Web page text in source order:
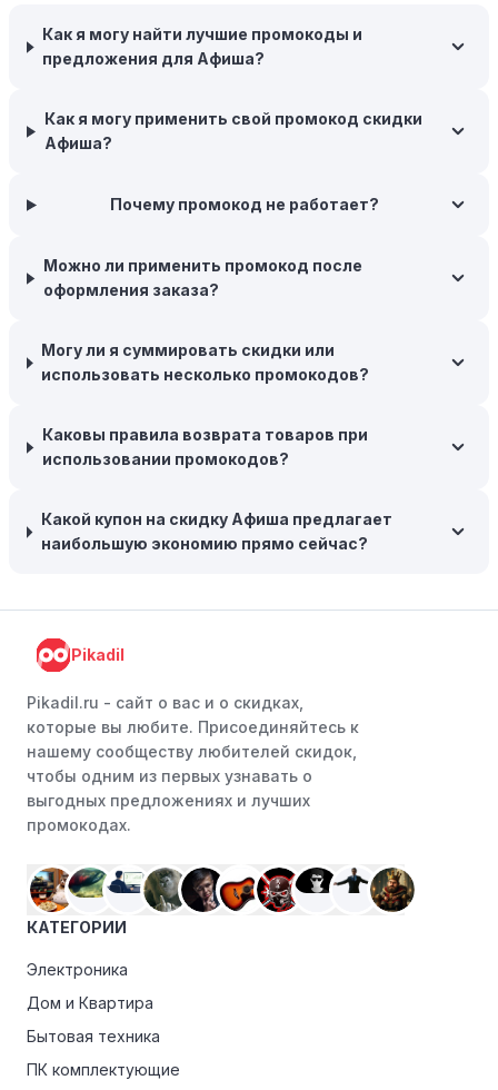
заказе на сумму, превышающую определенную,
поэтому рассмотрите возможность покупки
Следите за социальными сетями:Следите за Афиша
в социальных сетях, таких как VK, Facebook или
Программы лояльности:Присоединяйтесь к
программам лояльности, предлагаемым интернет-
ранний доступ к распродажам или эксклюзивным
акциям.
критериям, проверьте, предоставляет ли Афиша
эксклюзивные скидки для студентов, ветеранов или
Как я могу найти лучшие промокоды и
предложения для Афиша?
Как я могу применить свой промокод скидки
Афиша?
Почему промокод не работает?
Можно ли применить промокод после
оформления заказа?
Могу ли я суммировать скидки или
использовать несколько промокодов?
Каковы правила возврата товаров при
использовании промокодов?
Какой купон на скидку Афиша предлагает
наибольшую экономию прямо сейчас?
Pikadil
Pikadil.ru - cайт о вас и о скидках,
которые вы любите. Присоединяйтесь к
нашему сообществу любителей скидок,
чтобы одним из первых узнавать о
выгодных предложениях и лучших
промокодах.
КАТЕГОРИИ
Электроника
Дом и Квартира
Бытовая техника
ПК комплектующие